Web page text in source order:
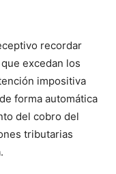
recordar
excedan los
impositiva
forma automática
del cobro del
tributarias